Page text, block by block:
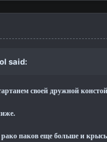
said:
своей дружной
паков еще больше и